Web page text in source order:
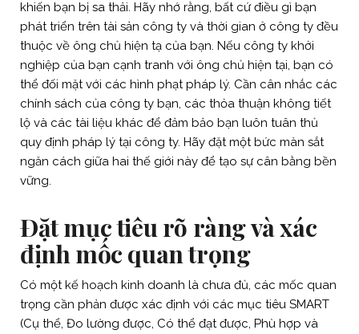
khiến bạn bị sa thải. Hãy nhớ rằng, bất cứ điều gì bạn
phát triển trên tài sản công ty và thời gian ở công ty đều
thuộc về ông chủ hiện tạ của bạn. Nếu công ty khởi
nghiệp của bạn cạnh tranh với ông chủ hiện tại, bạn có
thể đối mặt với các hình phạt pháp lý. Cần cân nhắc các
chính sách của công ty bạn, các thỏa thuận không tiết
lộ và các tài liệu khác để đảm bảo bạn luôn tuân thủ
quy định pháp lý tại công ty. Hãy đặt một bức màn sắt
ngăn cách giữa hai thế giới này để tạo sự cân bằng bền
vững.
Đặt mục tiêu rõ ràng và xác
định mốc quan trọng
Có một kế hoạch kinh doanh là chưa đủ, các mốc quan
trọng cần phản được xác định với các mục tiêu SMART
(Cụ thể, Đo lường được, Có thể đạt được, Phù hợp và